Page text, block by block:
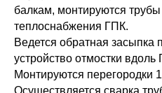
балкам, монтируются трубы
теплоснабжения ГПК.
Ведется обратная засыпка
устройство отмостки вдоль
Монтируются перегородки
Осуществляется сварка